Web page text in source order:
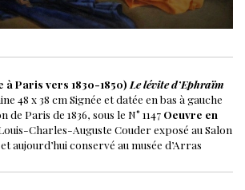
Paris vers 1830-1850) Le lévite d’Ephraïm
48 x 38 cm Signée et datée en bas à gauche
de Paris de 1836, sous le N° 1147 Oeuvre en
Charles-Auguste Couder exposé au Salon
et aujourd’hui conservé au musée d’Arras